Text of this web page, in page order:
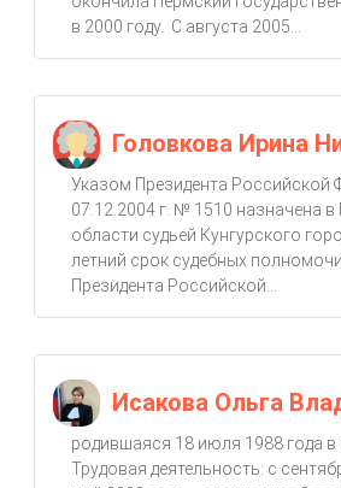
в 2000 году. С августа 2005...
Головкова Ирина
Указом Президента Российской
07.12.2004 г. № 1510 назначена
области судьей Кунгурского
летний срок судебных
Президента Российской...
Исакова Ольга
родившаяся 18 июля 1988 года в
Трудовая деятельность: с